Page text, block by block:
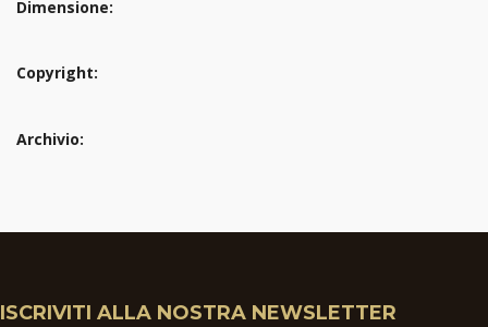
Dimensione:
Copyright:
Archivio:
ISCRIVITI ALLA NOSTRA NEWSLETTER